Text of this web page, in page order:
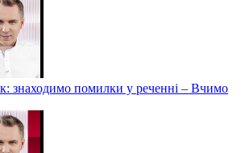
знаходимо помилки у реченні – Вчимо